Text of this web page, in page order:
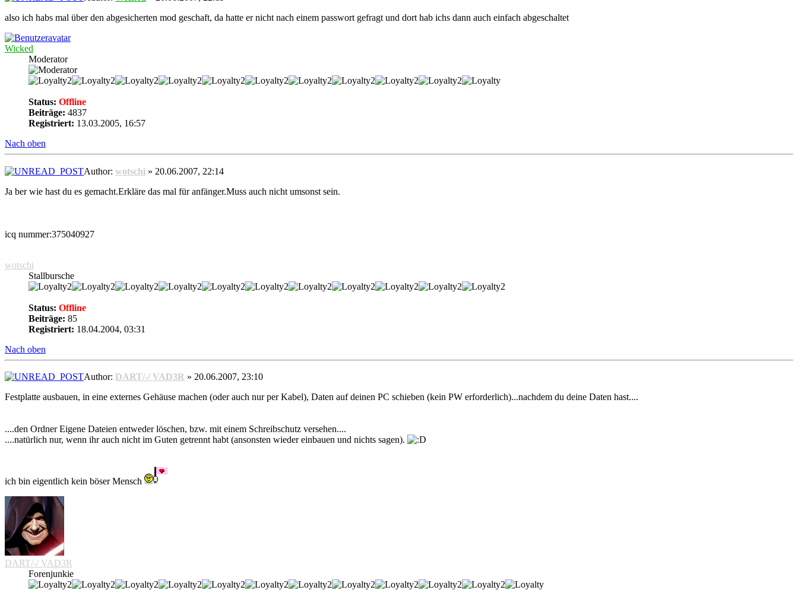
also ich habs mal über den abgesicherten mod geschaft, da hatte er nicht nach einem passwort gefragt und dort hab ichs dann auch einfach abgeschaltet
Wicked
Moderator
Status: Offline
Beiträge: 4837
Registriert: 13.03.2005, 16:57
Nach oben
Author: wotschi » 20.06.2007, 22:14
Ja ber wie hast du es gemacht.Erkläre das mal für anfänger.Muss auch nicht umsonst sein.
icq nummer:375040927
wotschi
Stallbursche
Status: Offline
Beiträge: 85
Registriert: 18.04.2004, 03:31
Nach oben
Author: DART/-/ VAD3R » 20.06.2007, 23:10
Festplatte ausbauen, in eine externes Gehäuse machen (oder auch nur per Kabel), Daten auf deinen PC schieben (kein PW erforderlich)...nachdem du deine Daten hast....
....den Ordner Eigene Dateien entweder löschen, bzw. mit einem Schreibschutz versehen....
....natürlich nur, wenn ihr auch nicht im Guten getrennt habt (ansonsten wieder einbauen und nichts sagen).
ich bin eigentlich kein böser Mensch
DART/-/ VAD3R
Forenjunkie